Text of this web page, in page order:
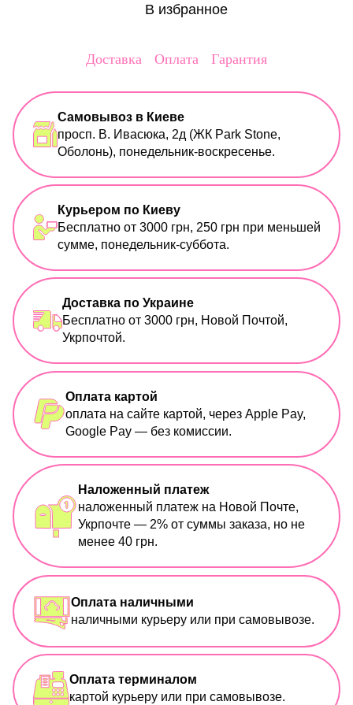
В избранное
Доставка Оплата Гарантия
Самовывоз в Киеве
просп. В. Ивасюка, 2д (ЖК Park Stone,
Оболонь), понедельник-воскресенье.
Курьером по Киеву
Бесплатно от 3000 грн, 250 грн при меньшей
сумме, понедельник-суббота.
Доставка по Украине
Бесплатно от 3000 грн, Новой Почтой,
Укрпочтой.
Оплата картой
оплата на сайте картой, через Apple Pay,
Google Pay — без комиссии.
Наложенный платеж
наложенный платеж на Новой Почте,
Укрпочте — 2% от суммы заказа, но не
менее 40 грн.
Оплата наличными
наличными курьеру или при самовывозе.
Оплата терминалом
картой курьеру или при самовывозе.